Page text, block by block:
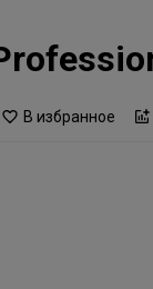
В избранное